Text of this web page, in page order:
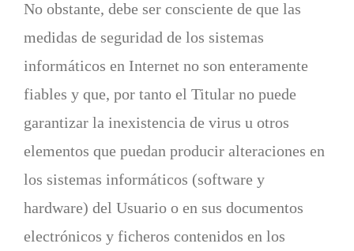
No obstante, debe ser consciente de que las
medidas de seguridad de los sistemas
informáticos en Internet no son enteramente
fiables y que, por tanto el Titular no puede
garantizar la inexistencia de virus u otros
elementos que puedan producir alteraciones en
los sistemas informáticos (software y
hardware) del Usuario o en sus documentos
electrónicos y ficheros contenidos en los